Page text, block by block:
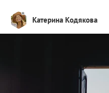
Катерина Кодякова